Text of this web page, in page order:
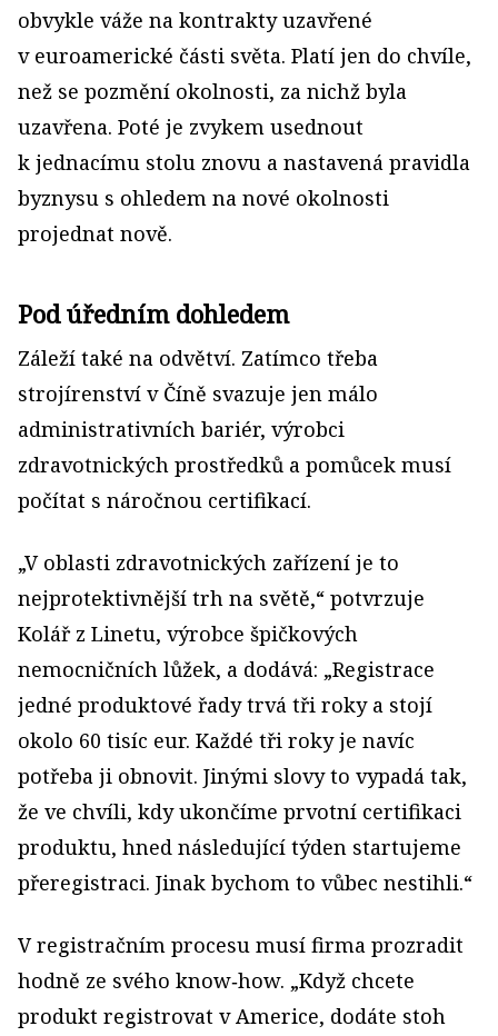
obvykle váže na kontrakty uzavřené
v euroamerické části světa. Platí jen do chvíle,
než se pozmění okolnosti, za nichž byla
uzavřena. Poté je zvykem usednout
k jednacímu stolu znovu a nastavená pravidla
byznysu s ohledem na nové okolnosti
projednat nově.
Pod úředním dohledem
Záleží také na odvětví. Zatímco třeba
strojírenství v Číně svazuje jen málo
administrativních bariér, výrobci
zdravotnických prostředků a pomůcek musí
počítat s náročnou certifikací.
„V oblasti zdravotnických zařízení je to
nejprotektivnější trh na světě,“ potvrzuje
Kolář z Linetu, výrobce špičkových
nemocničních lůžek, a dodává: „Registrace
jedné produktové řady trvá tři roky a stojí
okolo 60 tisíc eur. Každé tři roky je navíc
potřeba ji obnovit. Jinými slovy to vypadá tak,
že ve chvíli, kdy ukončíme prvotní certifikaci
produktu, hned následující týden startujeme
přeregistraci. Jinak bychom to vůbec nestihli.“
V registračním procesu musí firma prozradit
hodně ze svého know‑how. „Když chcete
produkt registrovat v Americe, dodáte stoh